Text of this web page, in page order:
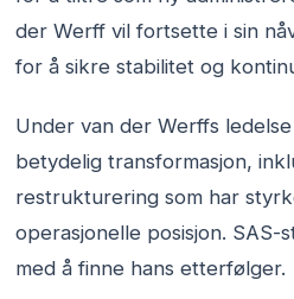
der Werff vil fortsette i sin
for å sikre stabilitet og
Under van der Werffs
betydelig transformasjon,
restrukturering som har
operasjonelle posisjon.
med å finne hans etterfølger.